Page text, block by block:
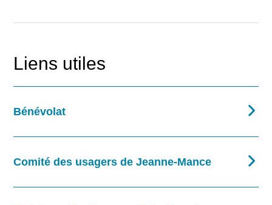
Liens utiles
Bénévolat
Comité des usagers de Jeanne-Mance